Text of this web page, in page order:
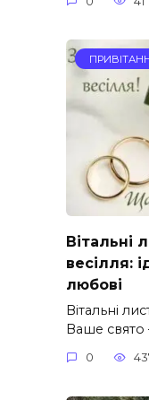
Вітальні
весілля:
любові
Вітальні
Ваше
0